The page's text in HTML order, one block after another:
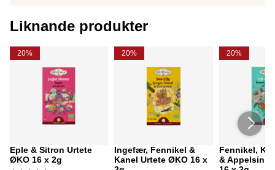
Liknande produkter
20%
Eple & Sitron Urtete
ØKO 16 x 2g
20%
Ingefær, Fennikel &
Kanel Urtete ØKO 16 x
20%
Fennikel,
& Appelsin